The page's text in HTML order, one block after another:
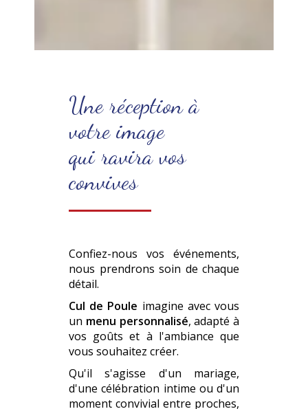
Une réception à
votre image
qui ravira vos
convives
Confiez-nous vos événements,
nous prendrons soin de chaque
détail.
Cul de Poule imagine avec vous
un menu personnalisé, adapté à
vos goûts et à l'ambiance que
vous souhaitez créer.
Qu'il s'agisse d'un mariage,
d'une célébration intime ou d'un
moment convivial entre proches,